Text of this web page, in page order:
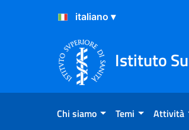
Salta al Contenuto
Salta al Footer
Istituto
Chi siamo Temi Attività